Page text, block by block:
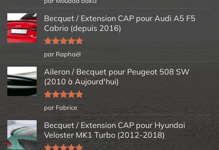
5
Becquet / Extension CAP pour Audi A5 F5
Cabrio (depuis 2016)
Note5sur
5
par Raphaël
Aileron / Becquet pour Peugeot 508 SW
(2010 à Aujourd'hui)
Note5sur
5
par Fabrice
Becquet / Extension CAP pour Hyundai
Veloster MK1 Turbo (2012-2018)